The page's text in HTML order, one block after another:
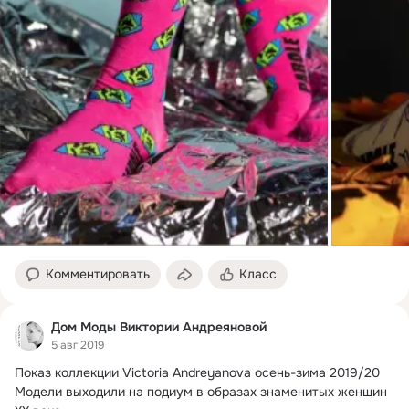
Комментировать Класс
Дом Моды Виктории Андреяновой
5 авг 2019
Показ коллекции Victoria Andreyanova осень-зима 2019/20
Модели выходили на подиум в образах знаменитых женщин